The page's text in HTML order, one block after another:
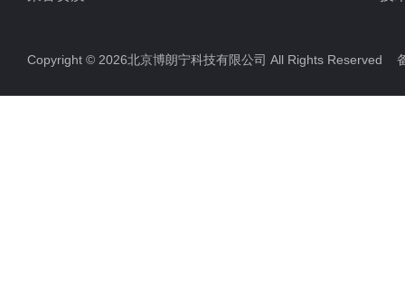
Copyright © 2026北京博朗宁科技有限公司 All Rights Reserved